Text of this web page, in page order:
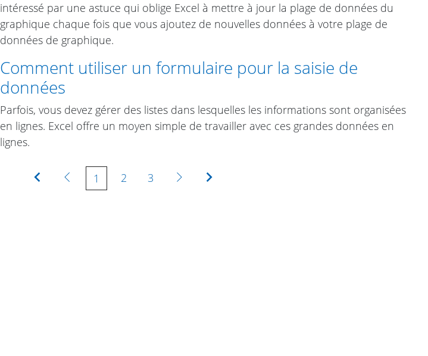
intéressé par une astuce qui oblige Excel à mettre à jour la plage de données du
graphique chaque fois que vous ajoutez de nouvelles données à votre plage de
données de graphique.
Comment utiliser un formulaire pour la saisie de
données
Parfois, vous devez gérer des listes dans lesquelles les informations sont organisées
en lignes. Excel offre un moyen simple de travailler avec ces grandes données en
lignes.
PremièrePrécédente
1 2 3 Suivante